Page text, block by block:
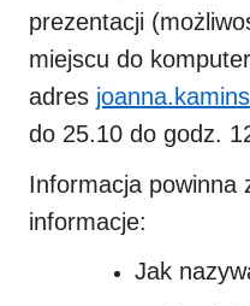
prezentacji
miejscu do
adres
do 25.10 do godz.
Informacja powinna
informacje:
Jak